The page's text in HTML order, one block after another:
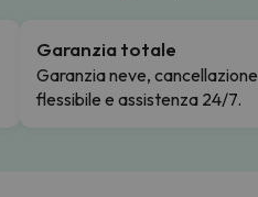
Garanzia totale
Garanzia neve, cancellazione
flessibile e assistenza 24/7.